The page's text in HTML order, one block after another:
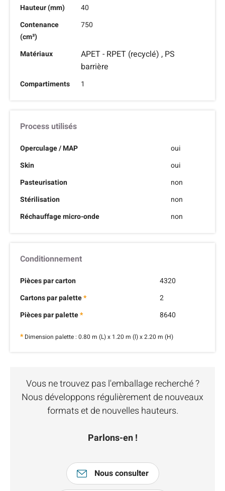
Hauteur (mm)
40
Contenance
(cm³)
750
Matériaux
APET - RPET (recyclé) , PS
barrière
Compartiments 1
Process utilisés
Operculage / MAP
oui
Skin
oui
Pasteurisation
non
Stérilisation
non
Réchauffage micro-onde
non
Conditionnement
Pièces par carton
4320
Cartons par palette*
2
Pièces par palette* 8640
*Dimension palette : 0.80 m (L) x 1.20 m (l) x 2.20 m (H)
Vous ne trouvez pas l'emballage recherché ?
Nous développons régulièrement de nouveaux
formats et de nouvelles hauteurs.
Parlons-en !
Nous consulter